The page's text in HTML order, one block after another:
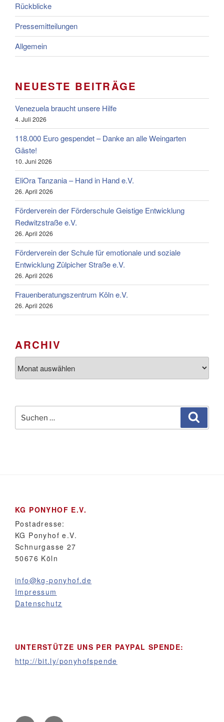
Rückblicke
Pressemitteilungen
Allgemein
NEUESTE BEITRÄGE
Venezuela braucht unsere Hilfe
4. Juli 2026
118.000 Euro gespendet – Danke an alle Weingarten
Gäste!
10. Juni 2026
EliOra Tanzania – Hand in Hand e.V.
26. April 2026
Förderverein der Förderschule Geistige Entwicklung
Redwitzstraße e.V.
26. April 2026
Förderverein der Schule für emotionale und soziale
Entwicklung Zülpicher Straße e.V.
26. April 2026
Frauenberatungszentrum Köln e.V.
26. April 2026
ARCHIV
nach:
KG PONYHOF E.V.
Postadresse:
KG Ponyhof e.V.
Schnurgasse 27
50676 Köln
info@kg-ponyhof.de
Impressum
Datenschutz
UNTERSTÜTZE UNS PER PAYPAL SPENDE:
http://bit.ly/ponyhofspende